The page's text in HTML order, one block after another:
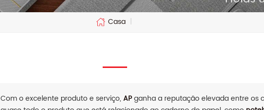
Casa |
Com o excelente produto e serviço, APganha a reputação elevada entre os